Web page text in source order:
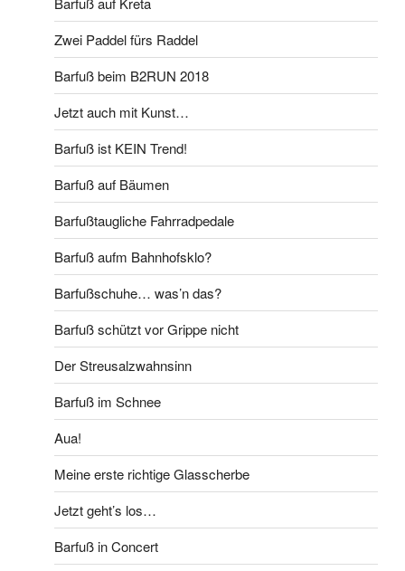
Zwei Paddel fürs Raddel
Barfuß beim B2RUN 2018
Jetzt auch mit Kunst…
Barfuß ist KEIN Trend!
Barfuß auf Bäumen
Barfußtaugliche Fahrradpedale
Barfuß aufm Bahnhofsklo?
Barfußschuhe… was’n das?
Barfuß schützt vor Grippe nicht
Der Streusalzwahnsinn
Barfuß im Schnee
Aua!
Meine erste richtige Glasscherbe
Jetzt geht’s los…
Barfuß in Concert